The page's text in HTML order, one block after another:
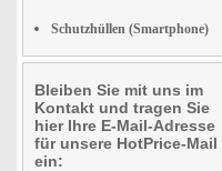
Schutzhüllen (Smartphone)
Bleiben Sie mit uns im
Kontakt und tragen Sie
hier Ihre E-Mail-Adresse
für unsere HotPrice-Mail
ein: